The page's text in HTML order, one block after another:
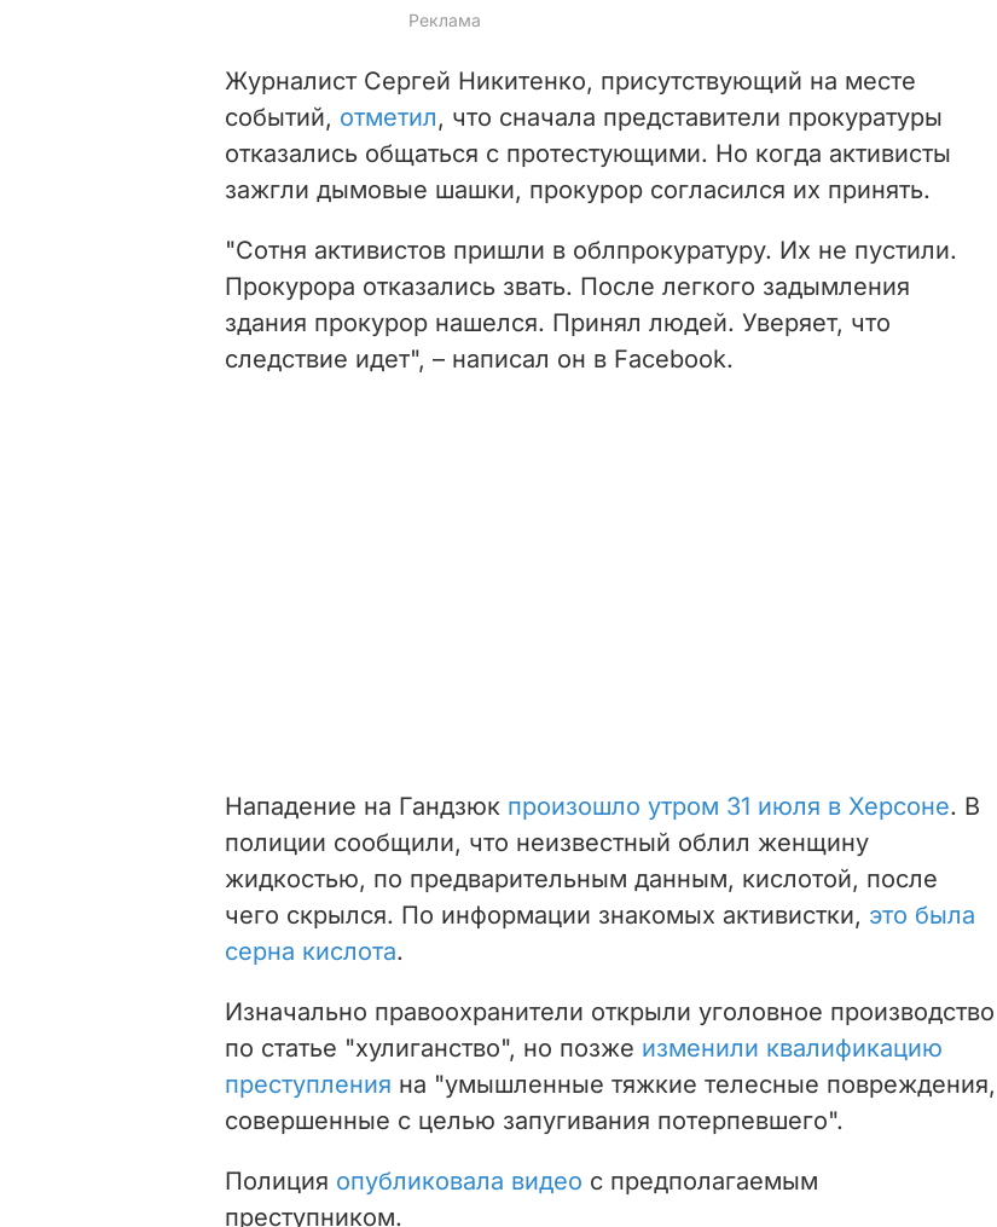
Журналист Сергей Никитенко, присутствующий на месте
событий, отметил, что сначала представители прокуратуры
отказались общаться с протестующими. Но когда активисты
зажгли дымовые шашки, прокурор согласился их принять.
"Сотня активистов пришли в облпрокуратуру. Их не пустили.
Прокурора отказались звать. После легкого задымления
здания прокурор нашелся. Принял людей. Уверяет, что
следствие идет", – написал он в Facebook.
Нападение на Гандзюк произошло утром 31 июля в Херсоне. В
полиции сообщили, что неизвестный облил женщину
жидкостью, по предварительным данным, кислотой, после
чего скрылся. По информации знакомых активистки, это была
серна кислота.
Изначально правоохранители открыли уголовное производство
по статье "хулиганство", но позже изменили квалификацию
преступления на "умышленные тяжкие телесные повреждения,
совершенные с целью запугивания потерпевшего".
Полиция опубликовала видео с предполагаемым
преступником.